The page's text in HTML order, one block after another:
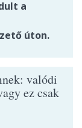
a
úton.
valódi
ez csak